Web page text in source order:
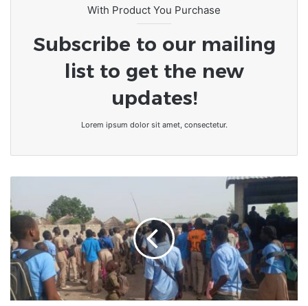
With Product You Purchase
Subscribe to our mailing
list to get the new
updates!
Lorem ipsum dolor sit amet, consectetur.
dans
le
secteur
éducatif
:
Privés
de
cours,